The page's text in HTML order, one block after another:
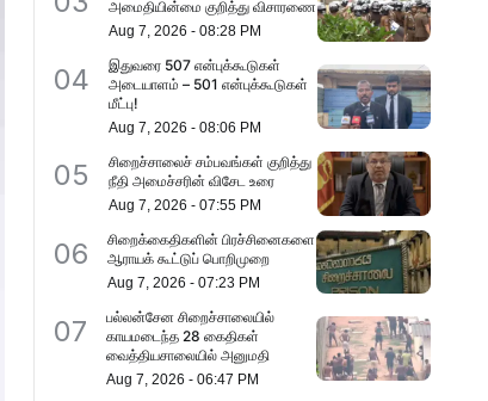
அமைதியின்மை குறித்து விசாரணை
Aug 7, 2026 -08:28 PM
04
இதுவரை 507 என்புக்கூடுகள்
அடையாளம் – 501 என்புக்கூடுகள்
மீட்பு!
Aug 7, 2026 -08:06 PM
05
சிறைச்சாலைச் சம்பவங்கள் குறித்து
நீதி அமைச்சரின் விசேட உரை
Aug 7, 2026 -07:55 PM
06
சிறைக்கைதிகளின் பிரச்சினைகளை
ஆராயக் கூட்டுப் பொறிமுறை
Aug 7, 2026 -07:23 PM
07
பல்லன்சேன சிறைச்சாலையில்
காயமடைந்த 28 கைதிகள்
வைத்தியசாலையில் அனுமதி
Aug 7, 2026 -06:47 PM